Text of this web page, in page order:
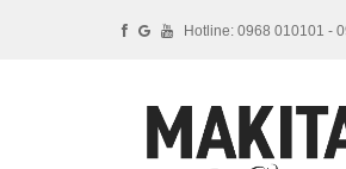
Hotline: 0968 010101 -